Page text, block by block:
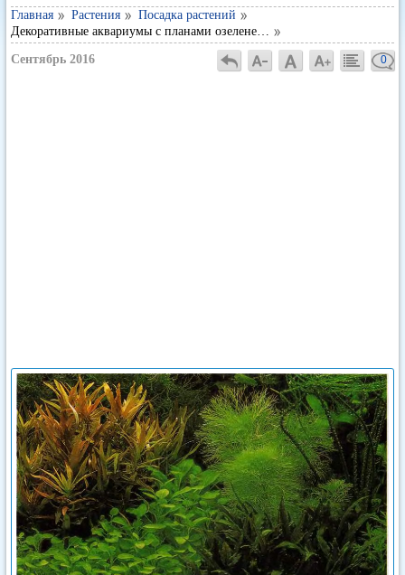
Главная Растения
Посадка растений
Декоративные аквариумы с планами озелене…
Сентябрь 2016 0